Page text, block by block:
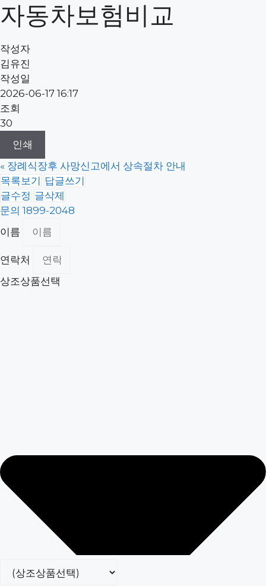
자동차보험비교
작성자
김유진
작성일
2026-06-17 16:17
조회
30
인쇄
« 장례식장후 사망신고에서 상속절차 안내
목록보기 답글쓰기
글수정 글삭제
문의 1899-2048
이름
연락처
상조상품선택